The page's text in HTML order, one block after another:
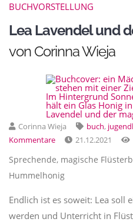
BUCHVORSTELLUNG
Lea Lavendel und
von Corinna Wieja
Corinna Wieja buch,
Kommentare
21.12.2021
Sprechende, magische Flüsterb
Hummelhonig
Endlich ist es soweit: Lea soll
werden und Unterricht in